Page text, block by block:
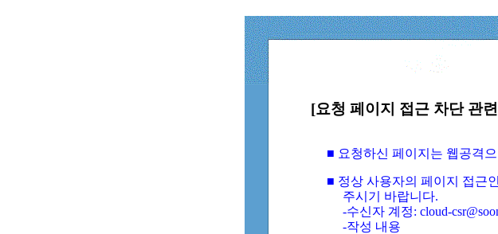
[요청 페이지 접근 차단 관
■ 요청하신 페이지는 웹공격
■ 정상 사용자의 페이지 접근
주시기 바랍니다.
-수신자 계정: cloud-
-작성 내용